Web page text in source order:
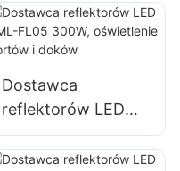
oświetlenie
awaryjne i do
usuwania skutków
klęsk żywiołowych
Dostawca
reflektorów LED
KML-FL05 300W,
oświetlenie portów